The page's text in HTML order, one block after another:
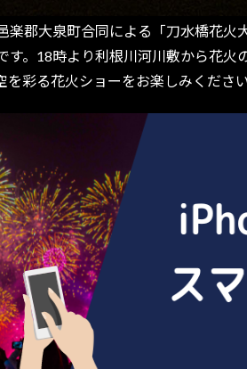
郡大泉町合同による「刀水橋花
す。18時より利根川河川敷から花
彩る花火ショーをお楽しみください